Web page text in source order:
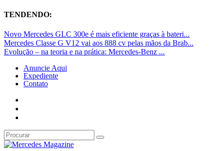
TENDENDO:
Novo Mercedes GLC 300e é mais eficiente graças à bateri...
Mercedes Classe G V12 vai aos 888 cv pelas mãos da Brab...
Evolução – na teoria e na prática: Mercedes-Benz ...
Anuncie Aqui
Expediente
Contato